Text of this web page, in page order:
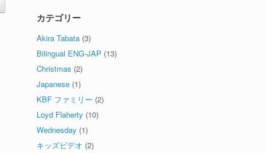
カテゴリー
Akira Tabata (3)
Bilingual ENG-JAP (13)
Christmas (2)
Japanese (1)
KBF ファミリー (2)
Loyd Flaherty (10)
Wednesday (1)
キッズビデオ (2)